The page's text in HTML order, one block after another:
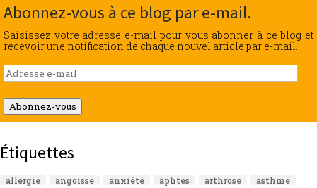
Abonnez-vous à ce blog par e-mail.
Saisissez votre adresse e-mail pour vous abonner à ce blog et
recevoir une notification de chaque nouvel article par e-mail.
Adresse
e-
mail
Abonnez-vous
Étiquettes
allergie angoisse anxiété aphtes arthrose
asthme